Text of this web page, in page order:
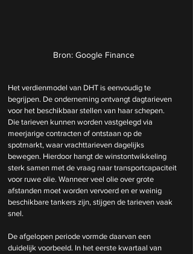
Bron: Google Finance
Het verdienmodel van DHT is eenvoudig te
begrijpen. De onderneming ontvangt dagtarieven
voor het beschikbaar stellen van haar schepen.
Die tarieven kunnen worden vastgelegd via
meerjarige contracten of ontstaan op de
spotmarkt, waar vrachttarieven dagelijks
bewegen. Hierdoor hangt de winstontwikkeling
sterk samen met de vraag naar transportcapaciteit
voor ruwe olie. Wanneer veel olie over grote
afstanden moet worden vervoerd en er weinig
beschikbare tankers zijn, stijgen de tarieven vaak
snel.
De afgelopen periode vormde daarvan een
duidelijk voorbeeld. In het eerste kwartaal van